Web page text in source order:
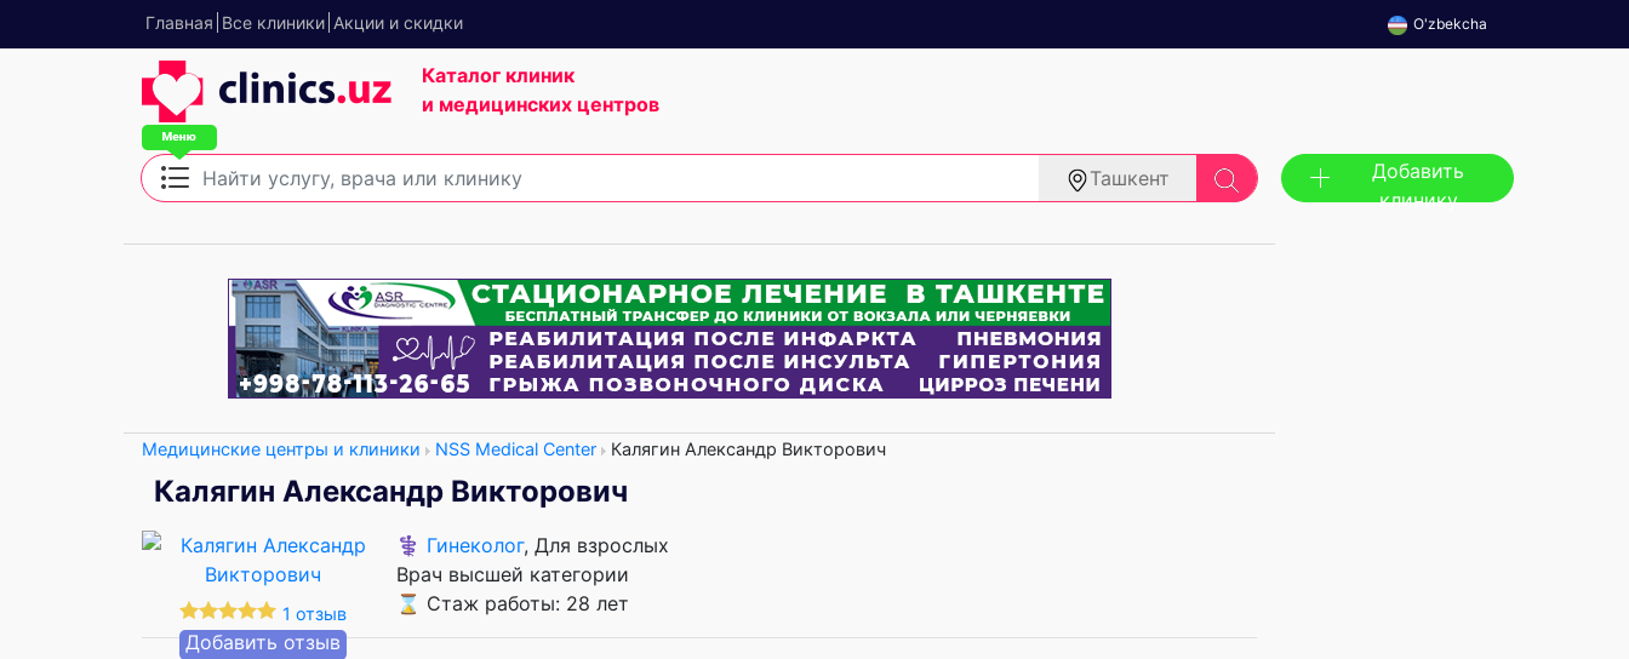
Главная Все клиники Акции и скидки O'zbekcha
Каталог клиник
и медицинских центров
Ташкент
Добавить
клинику
Медицинские центры и клиники NSS Medical Center Калягин Александр Викторович
Калягин Александр Викторович
1 отзыв
Добавить отзыв
⚕️ Гинеколог, Для взрослых
Врач высшей категории
⌛ Стаж работы: 28 лет